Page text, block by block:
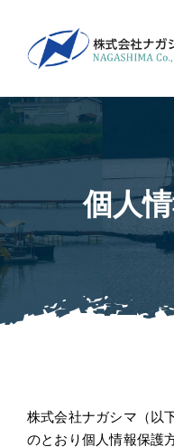
content
HOME
News
会社案内
施工実績
個人
株式会社ナガシマ（以
のとおり個人情報保護